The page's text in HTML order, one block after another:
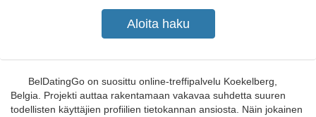
BelDatingGo on suosittu online-treffipalvelu Koekelberg,
Belgia. Projekti auttaa rakentamaan vakavaa suhdetta suuren
todellisten käyttäjien profiilien tietokannan ansiosta. Näin jokainen